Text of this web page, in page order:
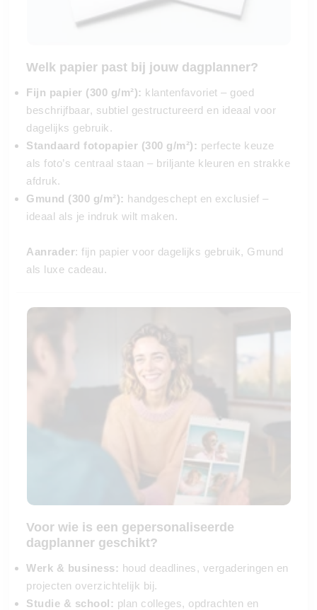
Welk papier past bij jouw dagplanner?
Fijn papier (300 g/m²): klantenfavoriet – goed
beschrijfbaar, subtiel gestructureerd en ideaal voor
dagelijks gebruik.
Standaard fotopapier (300 g/m²): perfecte keuze
als foto’s centraal staan – briljante kleuren en strakke
afdruk.
Gmund (300 g/m²): handgeschept en exclusief –
ideaal als je indruk wilt maken.
Aanrader: fijn papier voor dagelijks gebruik, Gmund
als luxe cadeau.
Voor wie is een gepersonaliseerde
dagplanner geschikt?
Werk & business: houd deadlines, vergaderingen en
projecten overzichtelijk bij.
Studie & school: plan colleges, opdrachten en